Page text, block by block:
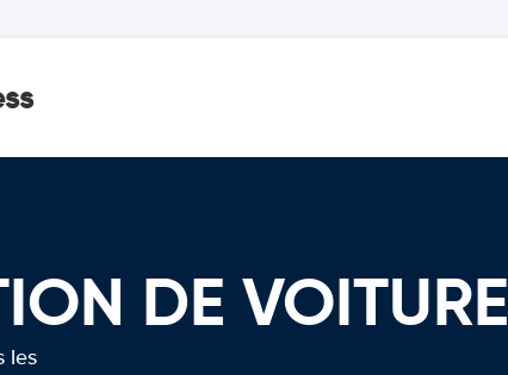
DE VOITURE
les